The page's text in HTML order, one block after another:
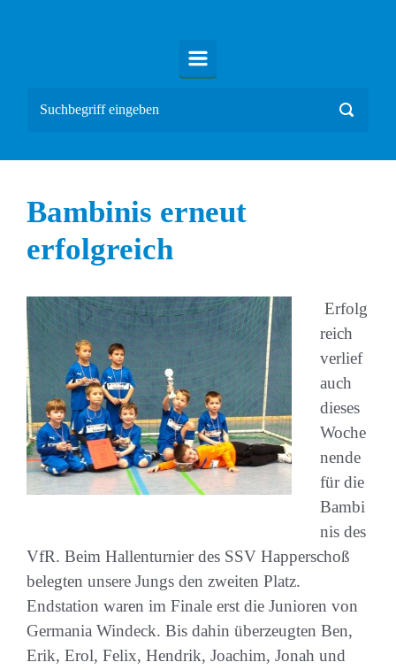
Bambinis erneut
erfolgreich
Erfolg
reich
verlief
auch
dieses
Woche
nende
für die
Bambi
nis des
VfR. Beim Hallenturnier des SSV Happerschoß
belegten unsere Jungs den zweiten Platz.
Endstation waren im Finale erst die Junioren von
Germania Windeck. Bis dahin überzeugten Ben,
Erik, Erol, Felix, Hendrik, Joachim, Jonah und